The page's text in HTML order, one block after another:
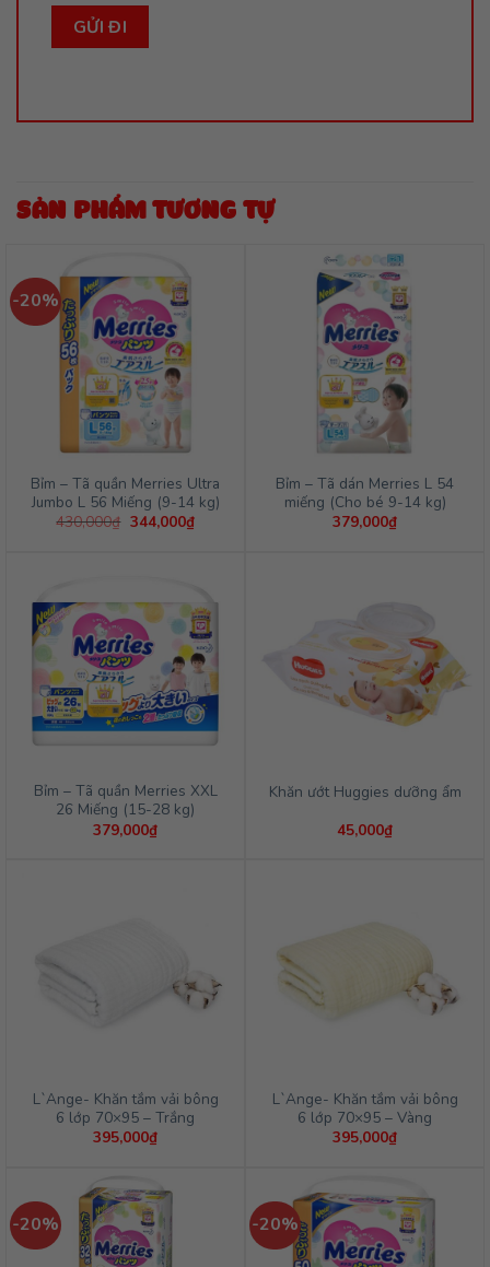
SẢN PHẨM TƯƠNG TỰ
-20%
Bỉm – Tã quần Merries Ultra
Jumbo L 56 Miếng (9-14 kg)
430,000₫ Giá
344,000₫Giá
hiện
Bỉm – Tã dán Merries L 54
miếng (Cho bé 9-14 kg)
379,000₫
Bỉm – Tã quần Merries XXL
26 Miếng (15-28 kg)
379,000₫
Khăn ướt Huggies dưỡng ẩm
45,000₫
L`Ange- Khăn tắm vải bông
6 lớp 70×95 – Trắng
395,000₫
L`Ange- Khăn tắm vải bông
6 lớp 70×95 – Vàng
395,000₫
-20% -20%